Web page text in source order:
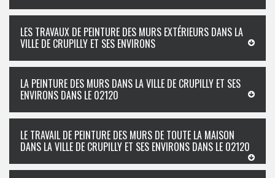
LES TRAVAUX DE PEINTURE DES MURS EXTÉRIEURS DANS LA
VILLE DE CRUPILLY ET SES ENVIRONS
LA PEINTURE DES MURS DANS LA VILLE DE CRUPILLY ET SES
ENVIRONS DANS LE 02120
LE TRAVAIL DE PEINTURE DES MURS DE TOUTE LA MAISON
DANS LA VILLE DE CRUPILLY ET SES ENVIRONS DANS LE 02120